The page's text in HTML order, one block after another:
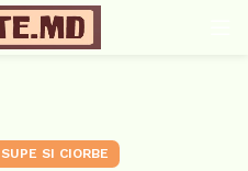
SUPE SI CIORBE